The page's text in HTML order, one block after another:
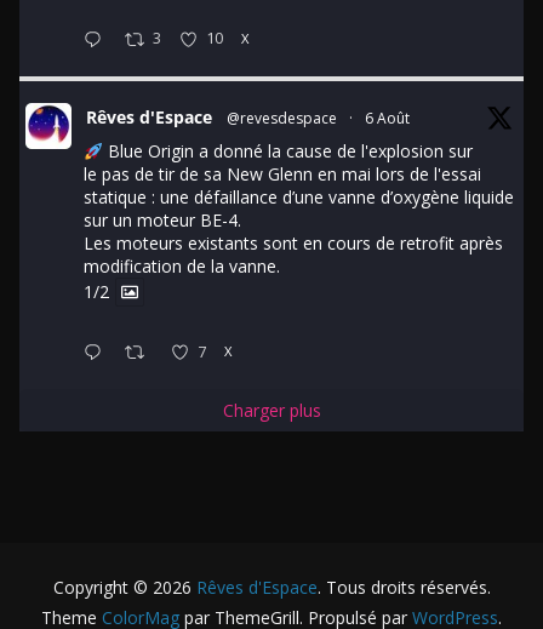
3 10 X
Rêves d'Espace @revesdespace · 6 Août
Blue Origin a donné la cause de l'explosion sur
le pas de tir de sa New Glenn en mai lors de l'essai
statique : une défaillance d’une vanne d’oxygène liquide
sur un moteur BE-4.
Les moteurs existants sont en cours de retrofit après
modification de la vanne.
1/2
7 X
Charger plus
Copyright © 2026 Rêves d'Espace. Tous droits réservés.
Theme ColorMag par ThemeGrill. Propulsé par WordPress.